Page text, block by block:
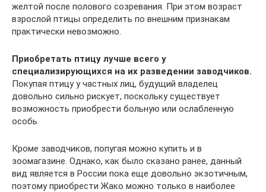
желтой после полового созревания. При этом возраст
взрослой птицы определить по внешним признакам
практически невозможно.
Приобретать птицу лучше всего у
специализирующихся на их разведении заводчиков.
Покупая птицу у частных лиц, будущий владелец
довольно сильно рискует, поскольку существует
возможность приобрести больную или ослабленную
особь.
Кроме заводчиков, попугая можно купить и в
зоомагазине. Однако, как было сказано ранее, данный
вид является в России пока еще довольно экзотичным,
поэтому приобрести Жако можно только в наиболее